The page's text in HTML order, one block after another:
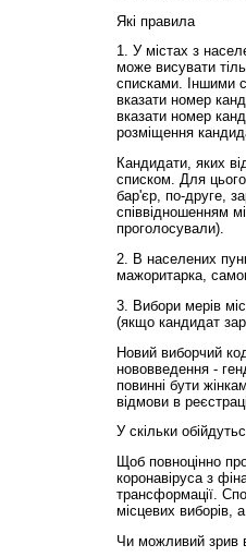
Які правила
1. У містах з
може висувати
списками. Іншими
вказати номер
вказати номер
розміщення
Кандидати, яких
списком. Для
бар'єр, по-друге,
співвідношенням
проголосували).
2. В населених
мажоритарка,
3. Вибори мерів
(якщо кандидат
Новий виборчий
нововведення -
повинні бути
відмови в
У скільки
Щоб повноцінно
коронавіруса з
трансформації.
місцевих виборів,
Чи можливий зрив